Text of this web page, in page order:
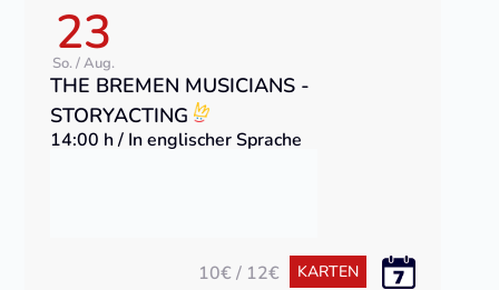
23
So. / Aug.
THE BREMEN MUSICIANS -
STORYACTING
14:00 h / In englischer Sprache
10€ / 12€ KARTEN